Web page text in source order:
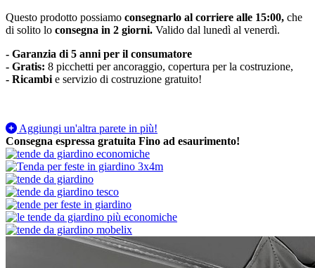
Questo prodotto possiamo consegnarlo al corriere alle 15:00, che
di solito lo consegna in 2 giorni. Valido dal lunedì al venerdì.
- Garanzia di 5 anni per il consumatore
- Gratis: 8 picchetti per ancoraggio, copertura per la costruzione,
- Ricambi e servizio di costruzione gratuito!
Aggiungi un'altra parete in più!
Consegna espressa gratuita Fino ad esaurimento!